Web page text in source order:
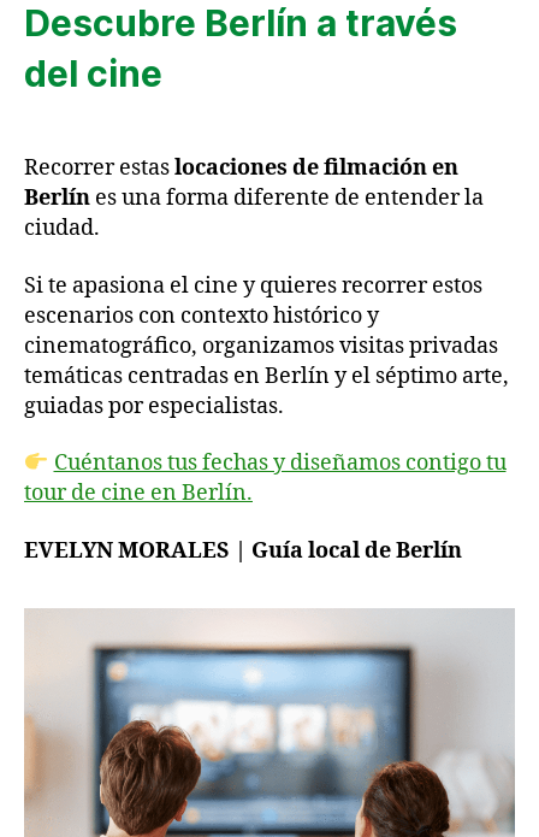
Descubre Berlín a través
del cine
Recorrer estaslocaciones de filmación en
Berlín es una forma diferente de entender la
ciudad.
Si te apasiona el cine y quieres recorrer estos
escenarios con contexto histórico y
cinematográfico, organizamos visitas privadas
temáticas centradas en Berlín y el séptimo arte,
guiadas por especialistas.
Cuéntanos tus fechas y diseñamos contigo tu
tour de cine en Berlín.
EVELYN MORALES | Guía local de Berlín